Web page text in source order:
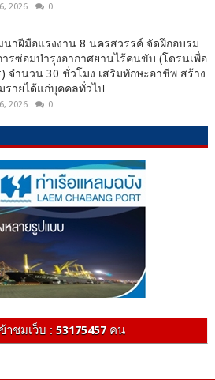
2026 0
าฝีมือแรงงาน 8 นครสวรรค์ จัดฝึกอบรม
รซ่อมบำรุงอากาศยานไร้คนขับ (โดรนเพื่อ
) จำนวน 30 ชั่วโมง เสริมทักษะอาชีพ สร้าง
รายได้แก่บุคคลทั่วไป
2026 0
าชมเว็บ : 53175457คน